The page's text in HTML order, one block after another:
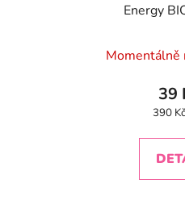
Energy
Momentálně
39
Měrná
390